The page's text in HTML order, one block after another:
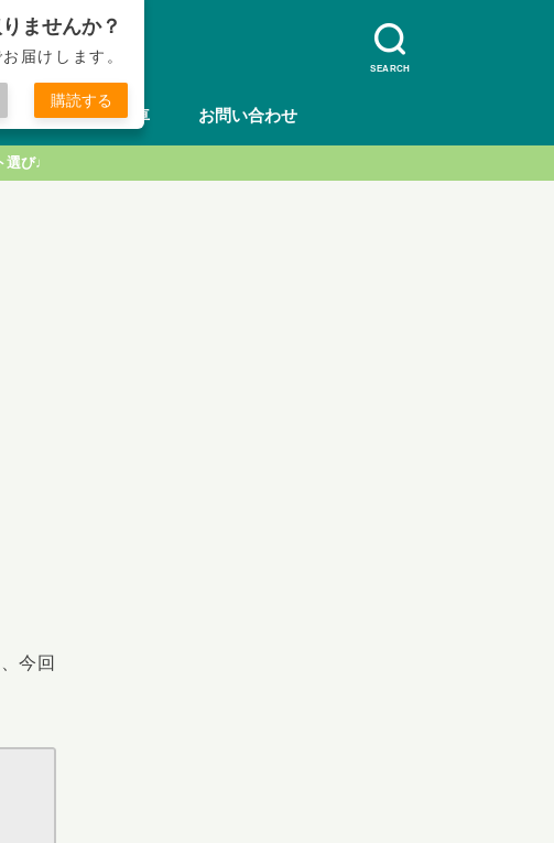
SEARCH
練習方法 車 お問い合わせ
選び♩
今回
ませんか？
届けします。
購読する